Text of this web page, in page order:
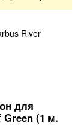
River
для
Green (1 м.